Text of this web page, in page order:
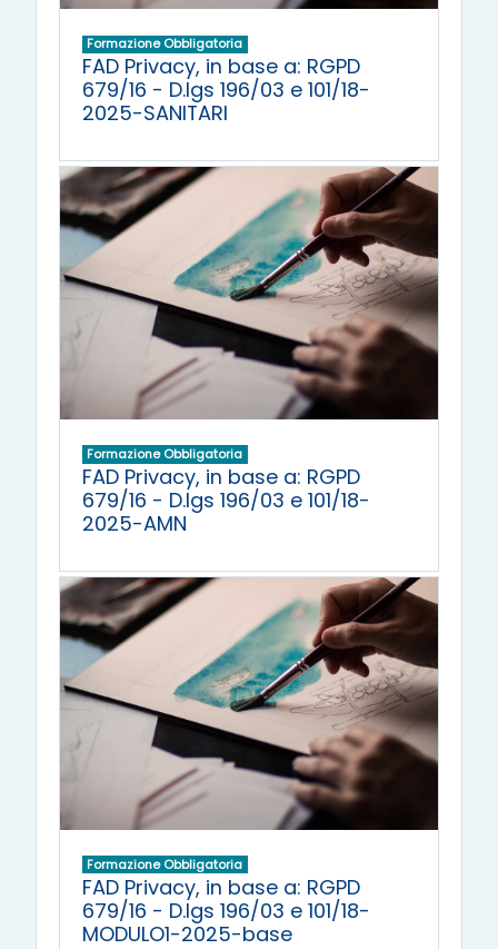
Formazione Obbligatoria
FAD Privacy, in base a: RGPD
679/16 - D.lgs 196/03 e 101/18-
2025-SANITARI
Formazione Obbligatoria
FAD Privacy, in base a: RGPD
679/16 - D.lgs 196/03 e 101/18-
2025-AMN
Formazione Obbligatoria
FAD Privacy, in base a: RGPD
679/16 - D.lgs 196/03 e 101/18-
MODULO1-2025-base